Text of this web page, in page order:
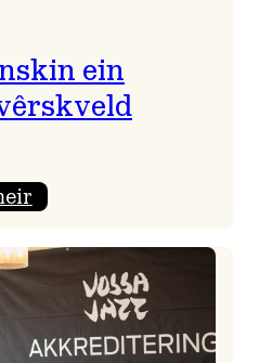
ein
:
ein
regnvêrskveld